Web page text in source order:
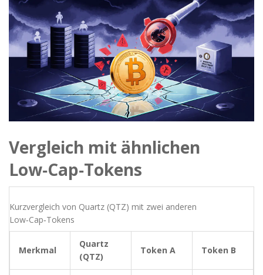
Vergleich mit ähnlichen
Low‑Cap‑Tokens
Kurzvergleich von Quartz (QTZ) mit zwei anderen
Low‑Cap‑Tokens
Merkmal
Quartz
(QTZ)
Token A Token B